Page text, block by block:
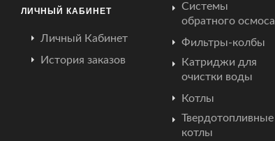
ЛИЧНЫЙ КАБИНЕТ
Личный Кабинет
История заказов
Системы
обратного осмоса
Фильтры-колбы
Катриджи для
очистки воды
Котлы
Твердотопливные
котлы